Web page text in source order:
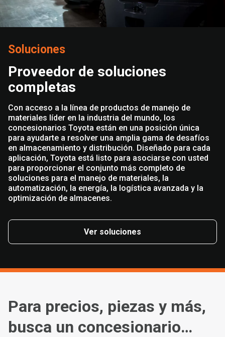
Soluciones
Proveedor de soluciones
completas
Con acceso a la línea de productos de manejo de
materiales líder en la industria del mundo, los
concesionarios Toyota están en una posición única
para ayudarte a resolver una amplia gama de desafíos
en almacenamiento y distribución. Diseñado para cada
aplicación, Toyota está listo para asociarse con usted
para proporcionar el conjunto más completo de
soluciones para el manejo de materiales, la
automatización, la energía, la logística avanzada y la
optimización de almacenes.
Ver soluciones
Para precios, piezas y más,
busca un concesionario